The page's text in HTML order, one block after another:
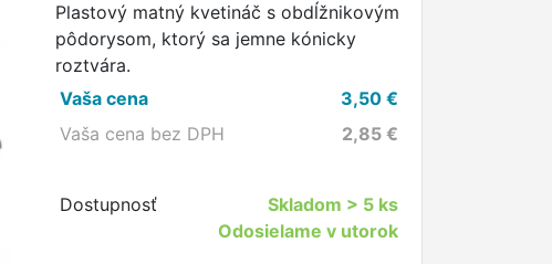
Plastový matný kvetináč s obdĺžnikovým
pôdorysom, ktorý sa jemne kónicky
roztvára.
Vaša cena
3,50€
Vaša cena bez DPH
2,85€
Dostupnosť Skladom > 5 ks
Odosielame v utorok